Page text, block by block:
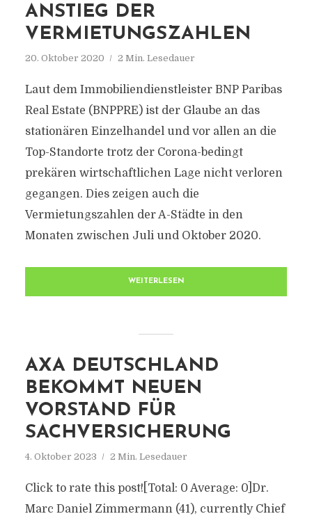
ANSTIEG DER
VERMIETUNGSZAHLEN
20. Oktober 2020 2 Min. Lesedauer
Laut dem Immobiliendienstleister BNP Paribas
Real Estate (BNPPRE) ist der Glaube an das
stationären Einzelhandel und vor allen an die
Top-Standorte trotz der Corona-bedingt
prekären wirtschaftlichen Lage nicht verloren
gegangen. Dies zeigen auch die
Vermietungszahlen der A-Städte in den
Monaten zwischen Juli und Oktober 2020.
WEITERLESEN
AXA DEUTSCHLAND
BEKOMMT NEUEN
VORSTAND FÜR
SACHVERSICHERUNG
4. Oktober 2023 2 Min. Lesedauer
Click to rate this post![Total: 0 Average: 0]Dr.
Marc Daniel Zimmermann (41), currently Chief